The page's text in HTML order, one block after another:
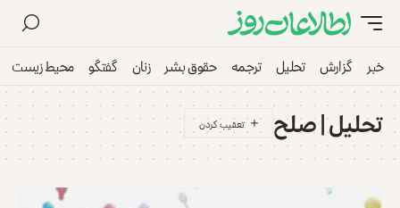
خبر گزارش تحلیل ترجمه حقوق بشر زنان گفتگو محیط زیست
تحلیل | صلح